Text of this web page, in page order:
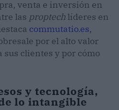
venta e inversión en
las proptech líderes en
commutatio.es,
por el alto valor
sus clientes y por cómo
y tecnología,
lo intangible